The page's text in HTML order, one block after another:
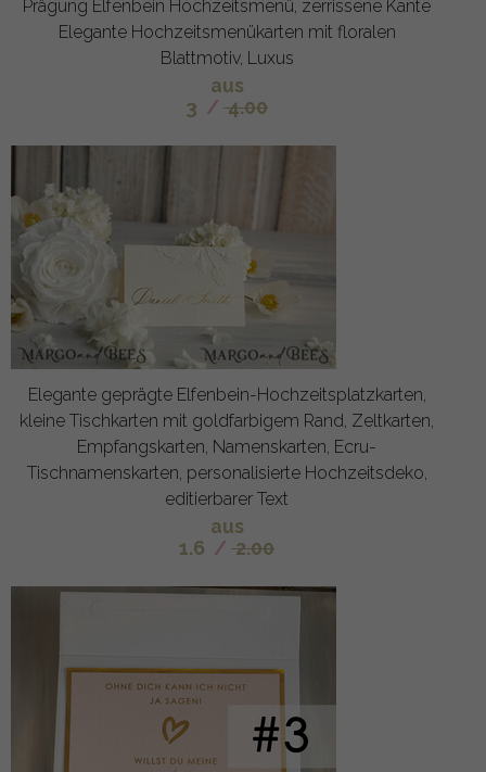
Prägung Elfenbein Hochzeitsmenü, zerrissene Kante
Elegante Hochzeitsmenükarten mit floralen
Blattmotiv, Luxus
aus
3 / 4.00
Elegante geprägte Elfenbein-Hochzeitsplatzkarten,
kleine Tischkarten mit goldfarbigem Rand, Zeltkarten,
Empfangskarten, Namenskarten, Ecru-
Tischnamenskarten, personalisierte Hochzeitsdeko,
editierbarer Text
aus
1.6 / 2.00